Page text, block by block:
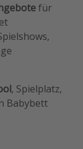
für
, Spielplatz,
Babybett